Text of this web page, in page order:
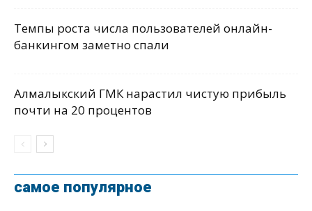
Темпы роста числа пользователей онлайн-
банкингом заметно спали
Алмалыкский ГМК нарастил чистую прибыль
почти на 20 процентов
самое популярное